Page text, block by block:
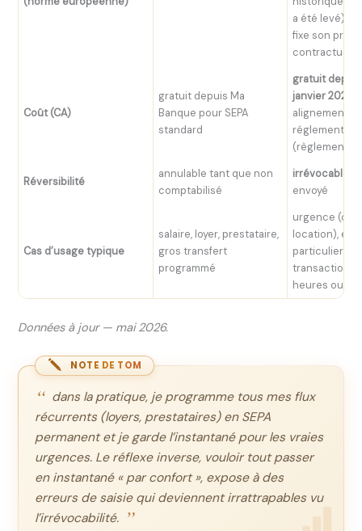
a été levé).
fixe son
contractuel.
Coût (CA)
gratuit depuis Ma
Banque pour SEPA
standard
gratuit
janvier 2025
alignement
(règlement
Réversibilité
annulable tant que non
comptabilisé
irrévocable
envoyé
Cas d’usage typique
salaire, loyer, prestataire,
gros transfert
programmé
urgence
location),
particuliers
transactions
heures
Données à jour — mai 2026.
NOTE DE TOM
dans la pratique, je programme tous mes flux
récurrents (loyers, prestataires) en SEPA
permanent et je garde l’instantané pour les vraies
urgences. Le réflexe inverse, vouloir tout passer
en instantané « par confort », expose à des
erreurs de saisie qui deviennent irrattrapables vu
l’irrévocabilité.